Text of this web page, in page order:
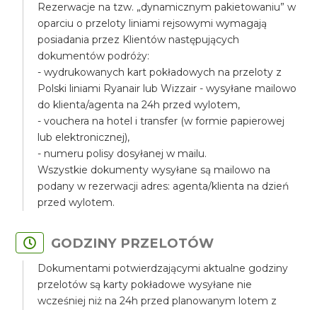
Rezerwacje na tzw. „dynamicznym pakietowaniu” w
oparciu o przeloty liniami rejsowymi wymagają
posiadania przez Klientów następujących
dokumentów podróży:
- wydrukowanych kart pokładowych na przeloty z
Polski liniami Ryanair lub Wizzair - wysyłane mailowo
do klienta/agenta na 24h przed wylotem,
- vouchera na hotel i transfer (w formie papierowej
lub elektronicznej),
- numeru polisy dosyłanej w mailu.
Wszystkie dokumenty wysyłane są mailowo na
podany w rezerwacji adres: agenta/klienta na dzień
przed wylotem.
GODZINY PRZELOTÓW
Dokumentami potwierdzającymi aktualne godziny
przelotów są karty pokładowe wysyłane nie
wcześniej niż na 24h przed planowanym lotem z